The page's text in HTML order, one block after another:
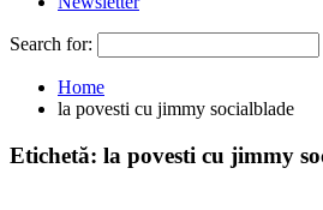
Search for:
Home
la povesti cu jimmy socialblade
Etichetă: la povesti cu jimmy